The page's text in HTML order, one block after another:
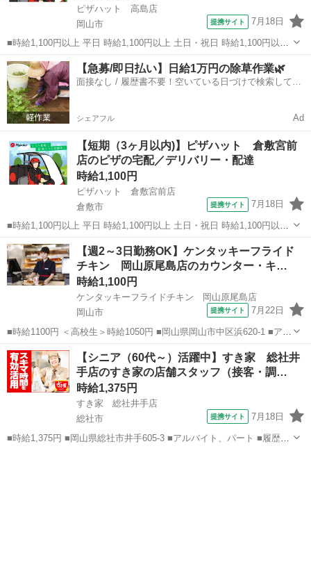
ピザハット 高島店
岡山市
提携サイト 7月18日
■時給1,100円以上 平日 時給1,100円以上 土日・祝日 時給1,100円以上
■岡山県岡山市中区中井2-1-8 コーポ青山 ■アルバイト、パート ■友達
と応募OK、未経験歓迎、経験者・有資格者歓迎、大学生歓迎、女性
活...
岡山 岡山市 ファーストフード
【急募/即日払い】日給1万円の除草作業🌿
面接なし / 履歴書不要！空いている日づけで検索して即
シェアフル Ad
【短期（3ヶ月以内)】ピザハット 倉敷宮前
店のピザの宅配／デリバリー・配達
時給1,100円
ピザハット 倉敷宮前店
倉敷市
提携サイト 7月18日
■時給1,100円以上 平日 時給1,100円以上 土日・祝日 時給1,100円以上
高校生 時給1,100円以上 ■岡山県倉敷市宮前369-1 ■アルバイト、パー
ト ■友達と応募OK、未経験歓迎、経験者・有資格者歓迎、大学...
岡山 倉敷市 ファーストフード
【週2～3日勤務OK】ケンタッキーフライド
チキン 岡山原尾島店のカウンター・キ…
時給1,100円
ケンタッキーフライドチキン 岡山原尾島店
岡山市
提携サイト 7月22日
■時給1100円 ＜高校生＞時給1050円 ■岡山県岡山市中区浜620-1 ■アル
バイト、パート ■未経験歓迎、高校生OK、フリーター歓迎、ミドル
（40代～）活躍中、エルダー（50代～）活躍中、シニア（60代～）活
躍中、ボー...
岡山 岡山市 ファーストフード
【シニア（60代～）活躍中】すき家 総社井
手店のすき家の店舗スタッフ（接客・調…
時給1,375円
すき家 総社井手店
総社市
提携サイト 7月18日
■時給1,375円 ■岡山県総社市井手605-3 ■アルバイト、パート ■履歴書